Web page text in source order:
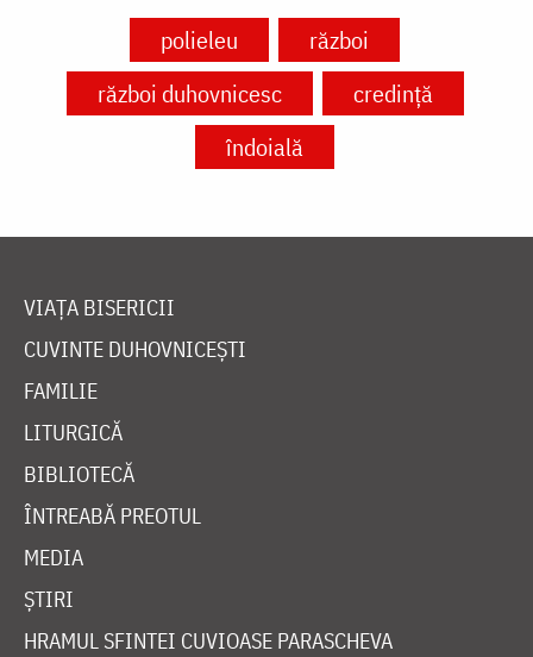
polieleu
război
război duhovnicesc
credință
îndoială
VIAȚA BISERICII
CUVINTE DUHOVNICEȘTI
FAMILIE
LITURGICĂ
BIBLIOTECĂ
ÎNTREABĂ PREOTUL
MEDIA
ȘTIRI
HRAMUL SFINTEI CUVIOASE PARASCHEVA